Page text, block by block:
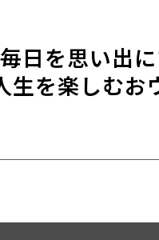
日を思い出
生を楽しむお